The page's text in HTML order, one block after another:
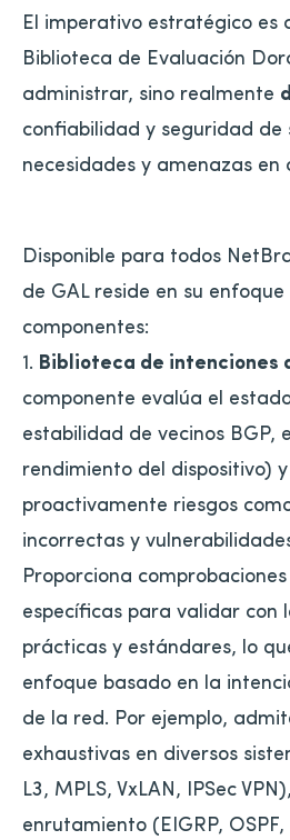
El imperativo estratégico es
Biblioteca de Evaluación
administrar, sino realmente
confiabilidad y seguridad
necesidades y amenazas en
Disponible para todos
de GAL reside en su
componentes:
1. Biblioteca de intenciones
componente evalúa el
estabilidad de vecinos BGP,
rendimiento del dispositivo)
proactivamente riesgos
incorrectas y
Proporciona
específicas para validar con
prácticas y estándares, lo
enfoque basado en la
de la red. Por ejemplo,
exhaustivas en diversos
L3, MPLS, VxLAN, IPSec
enrutamiento (EIGRP,